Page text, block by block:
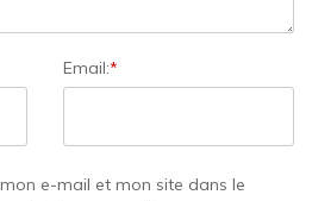
Email:*
e-mail et mon site dans le